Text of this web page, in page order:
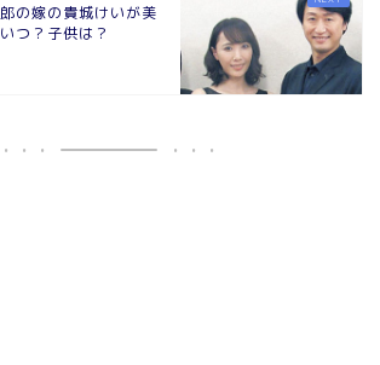
の嫁の貴城けいが美
つ？子供は？